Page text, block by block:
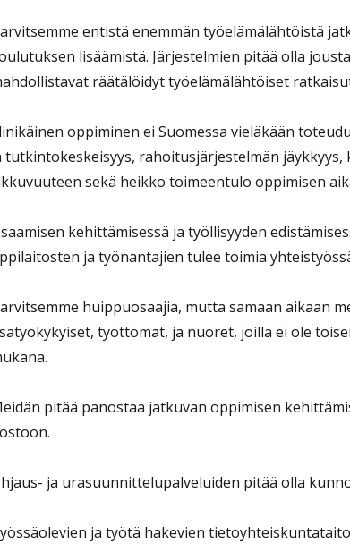
entistä enemmän työelämälähtöistä
lisäämistä. Järjestelmien pitää olla
räätälöidyt työelämälähtöiset
oppiminen ei Suomessa vieläkään
tutkintokeskeisyys, rahoitusjärjestelmän
sekä heikko toimeentulo oppimisen
kehittämisessä ja työllisyyden
ja työnantajien tulee toimia
huippuosaajia, mutta samaan aikaan
työttömät, ja nuoret, joilla ei ole
pitää panostaa jatkuvan oppimisen
ja urasuunnittelupalveluiden pitää olla
ja työtä hakevien